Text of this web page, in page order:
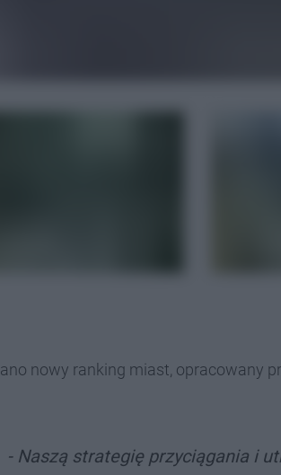
nowy ranking miast, opracowany
- Naszą strategię przyciągania i